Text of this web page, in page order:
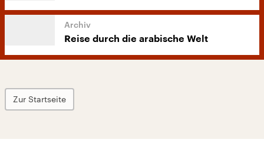
Reise durch die arabische Welt
Zur Startseite